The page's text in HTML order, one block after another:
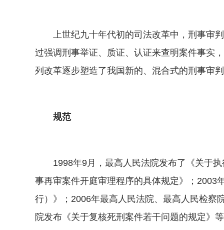
上世纪九十年代初的司法改革中，刑事审判
过强调刑事举证、质证、认证来查明案件事实
列改革逐步塑造了我国新的、混合式的刑事审
规范
1998年9月，最高人民法院发布了《关于执
事再审案件开庭审理程序的具体规定》；2003
行）》；2006年最高人民法院、最高人民检察
院发布《关于复核死刑案件若干问题的规定》